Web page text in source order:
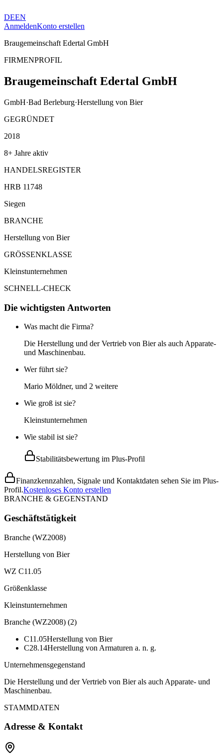
DEEN
AnmeldenKonto erstellen
Braugemeinschaft Edertal GmbH
FIRMENPROFIL
Braugemeinschaft Edertal GmbH
GmbH·Bad Berleburg·Herstellung von Bier
GEGRÜNDET
2018
8+ Jahre aktiv
HANDELSREGISTER
HRB 11748
Siegen
BRANCHE
Herstellung von Bier
GRÖSSENKLASSE
Kleinstunternehmen
SCHNELL-CHECK
Die wichtigsten Antworten
Was macht die Firma?
Die Herstellung und der Vertrieb von Bier als auch Apparate-
und Maschinenbau.
Wer führt sie?
Mario Möldner, und 2 weitere
Wie groß ist sie?
Kleinstunternehmen
Wie stabil ist sie?
Stabilitätsbewertung im Plus-Profil
Finanzkennzahlen, Signale und Kontaktdaten sehen Sie im Plus-
Profil.Kostenloses Konto erstellen
BRANCHE & GEGENSTAND
Geschäftstätigkeit
Branche (WZ2008)
Herstellung von Bier
WZ C11.05
Größenklasse
Kleinstunternehmen
Branche (WZ2008) (2)
C11.05Herstellung von Bier
C28.14Herstellung von Armaturen a. n. g.
Unternehmensgegenstand
Die Herstellung und der Vertrieb von Bier als auch Apparate- und
Maschinenbau.
STAMMDATEN
Adresse & Kontakt